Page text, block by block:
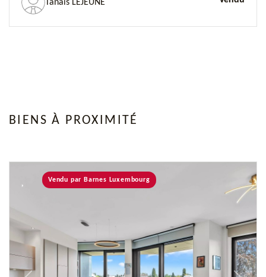
Tanaïs LEJEUNE
BIENS À PROXIMITÉ
Vendu par Barnes Luxembourg